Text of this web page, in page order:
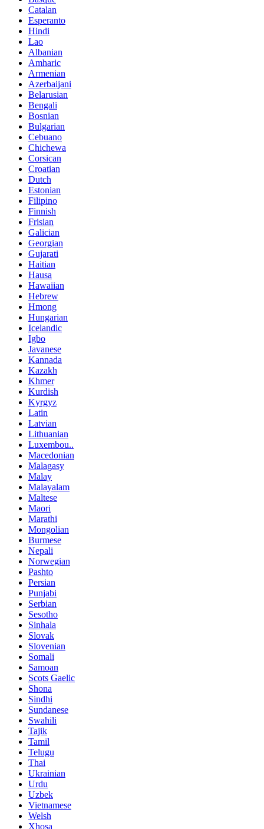
Catalan
Esperanto
Hindi
Lao
Albanian
Amharic
Armenian
Azerbaijani
Belarusian
Bengali
Bosnian
Bulgarian
Cebuano
Chichewa
Corsican
Croatian
Dutch
Estonian
Filipino
Finnish
Frisian
Galician
Georgian
Gujarati
Haitian
Hausa
Hawaiian
Hebrew
Hmong
Hungarian
Icelandic
Igbo
Javanese
Kannada
Kazakh
Khmer
Kurdish
Kyrgyz
Latin
Latvian
Lithuanian
Luxembou..
Macedonian
Malagasy
Malay
Malayalam
Maltese
Maori
Marathi
Mongolian
Burmese
Nepali
Norwegian
Pashto
Persian
Punjabi
Serbian
Sesotho
Sinhala
Slovak
Slovenian
Somali
Samoan
Scots Gaelic
Shona
Sindhi
Sundanese
Swahili
Tajik
Tamil
Telugu
Thai
Ukrainian
Urdu
Uzbek
Vietnamese
Welsh
Xhosa